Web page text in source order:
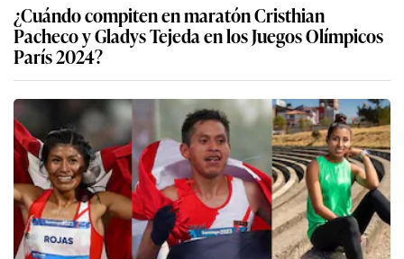
¿Cuándo compiten en maratón Cristhian
Pacheco y Gladys Tejeda en los Juegos Olímpicos
París 2024?